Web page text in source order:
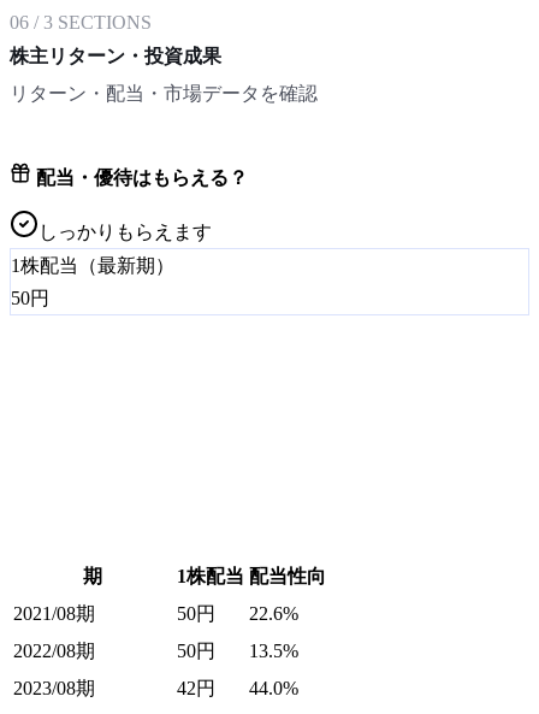
06 /3 SECTIONS
株主リターン・投資成果
リターン・配当・市場データを確認
配当・優待はもらえる？
しっかりもらえます
1株配当（最新期）
50円
期 1株配当 配当性向
2021/08期
50円
22.6%
2022/08期
50円
13.5%
2023/08期
42円
44.0%